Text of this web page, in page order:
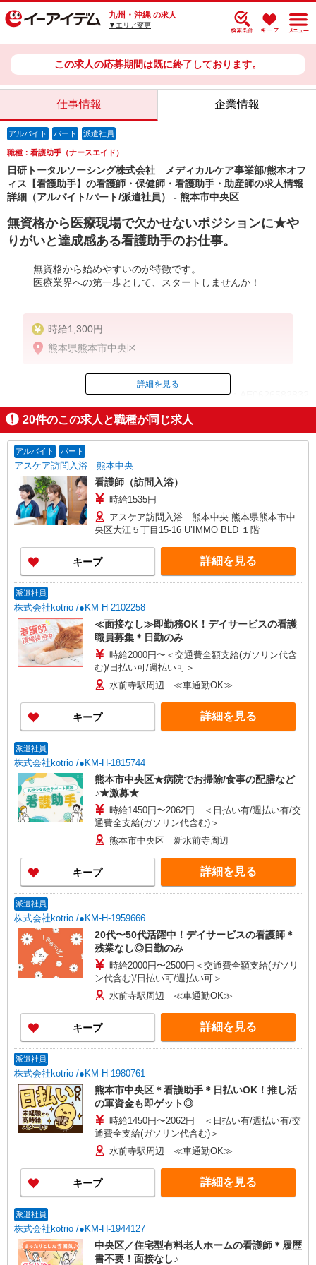
九州・沖縄 の求人
▼エリア変更
この求人の応募期間は既に終了しております。
仕事情報 企業情報
アルバイト パート 派遣社員
職種：看護助手（ナースエイド）
日研トータルソーシング株式会社 メディカルケア事業部/熊本オフ
ィス【看護助手】の看護師・保健師・看護助手・助産師の求人情報
詳細（アルバイト/パート/派遣社員） - 熊本市中央区
無資格から医療現場で欠かせないポジションに★や
りがいと達成感ある看護助手のお仕事。
無資格から始めやすいのが特徴です。
医療業界への第一歩として、スタートしませんか！
時給1,300円
★週払いOK（規定あり）
熊本県熊本市中央区
ID：AE0626582832
掲載期間終了
詳細を見る
20件のこの求人と職種が同じ求人
アルバイト パート
アスケア訪問入浴 熊本中央
看護師（訪問入浴）
時給1535円
アスケア訪問入浴 熊本中央 熊本県熊本市中
央区大江５丁目15-16 U’IMMO BLD １階
キープ 詳細を見る
派遣社員
株式会社kotrio /●KM-H-2102258
≪面接なし≫即勤務OK！デイサービスの看護
職員募集＊日勤のみ
時給2000円〜＜交通費全額支給(ガソリン代含
む)/日払い可/週払い可＞
水前寺駅周辺 ≪車通勤OK≫
キープ 詳細を見る
派遣社員
株式会社kotrio /●KM-H-1815744
熊本市中央区★病院でお掃除/食事の配膳など
♪★激募★
時給1450円〜2062円 ＜日払い有/週払い有/交
通費全支給(ガソリン代含む)＞
熊本市中央区 新水前寺周辺
キープ 詳細を見る
派遣社員
株式会社kotrio /●KM-H-1959666
20代〜50代活躍中！デイサービスの看護師＊
残業なし◎日勤のみ
時給2000円〜2500円＜交通費全額支給(ガソリ
ン代含む)/日払い可/週払い可＞
水前寺駅周辺 ≪車通勤OK≫
キープ 詳細を見る
派遣社員
株式会社kotrio /●KM-H-1980761
熊本市中央区＊看護助手＊日払いOK！推し活
の軍資金も即ゲット◎
時給1450円〜2062円 ＜日払い有/週払い有/交
通費全支給(ガソリン代含む)＞
水前寺駅周辺 ≪車通勤OK≫
キープ 詳細を見る
派遣社員
株式会社kotrio /●KM-H-1944127
中央区／住宅型有料老人ホームの看護師＊履歴
書不要！面接なし♪